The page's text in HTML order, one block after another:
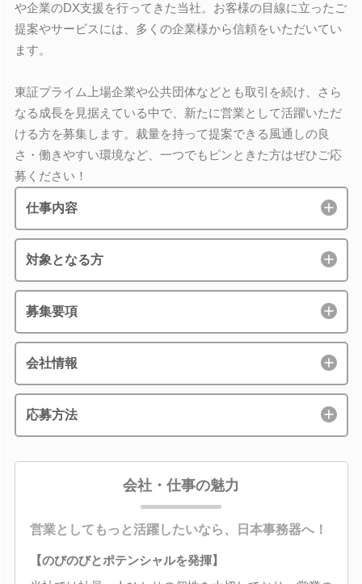
や企業のDX支援を行ってきた当社。お客様の目線に立ったご
提案やサービスには、多くの企業様から信頼をいただいてい
ます。
東証プライム上場企業や公共団体などとも取引を続け、さら
なる成長を見据えている中で、新たに営業として活躍いただ
ける方を募集します。裁量を持って提案できる風通しの良
さ・働きやすい環境など、一つでもピンときた方はぜひご応
募ください！
仕事内容
対象となる方
募集要項
会社情報
応募方法
会社・仕事の魅力
営業としてもっと活躍したいなら、日本事務器へ！
【のびのびとポテンシャルを発揮】